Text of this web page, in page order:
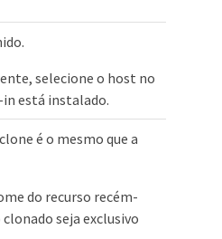
selecione o host no
está instalado.
é o mesmo que a
do recurso recém-
seja exclusivo